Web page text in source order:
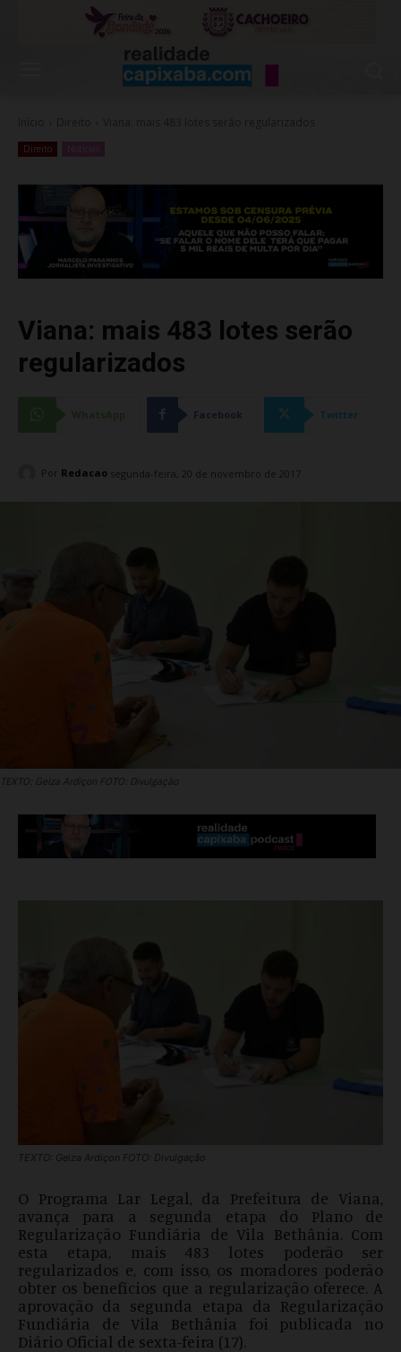
Direito
Viana: mais 483 lotes serão
regularizados
Facebook Twitter
Por Redacao segunda-feira, 20 de novembro de 2017
TEXTO: Geiza Ardiçon FOTO: Divulgação
TEXTO: Geiza Ardiçon FOTO: Divulgação
O Programa Lar Legal, da Prefeitura de Viana,
avança para a segunda etapa do Plano de
Regularização Fundiária de Vila Bethânia. Com
esta etapa, mais 483 lotes poderão ser
regularizados e, com isso, os moradores poderão
obter os benefícios que a regularização oferece. A
aprovação da segunda etapa da Regularização
Fundiária de Vila Bethânia foi publicada no
Diário Oficial de sexta-feira (17).